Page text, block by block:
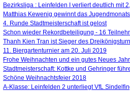
Bezirksliga : Leinfelden I verliert deutlich mit
Matthias Kewenig gewinnt das
4. Runde Stadtmeisterschaft ist gelost
Schon wieder Rekordbeteiligung - 16
Thanh Kien Tran ist Sieger des
11. Biergartenturnier am 20. Juli 2019
Frohe Weihnachten und ein gutes Neues
Stadtmeisterschaft: Kottke und Gehringer
Schöne Weihnachtsfeier 2018
A-Klasse: Leinfelden 2 unterliegt VfL